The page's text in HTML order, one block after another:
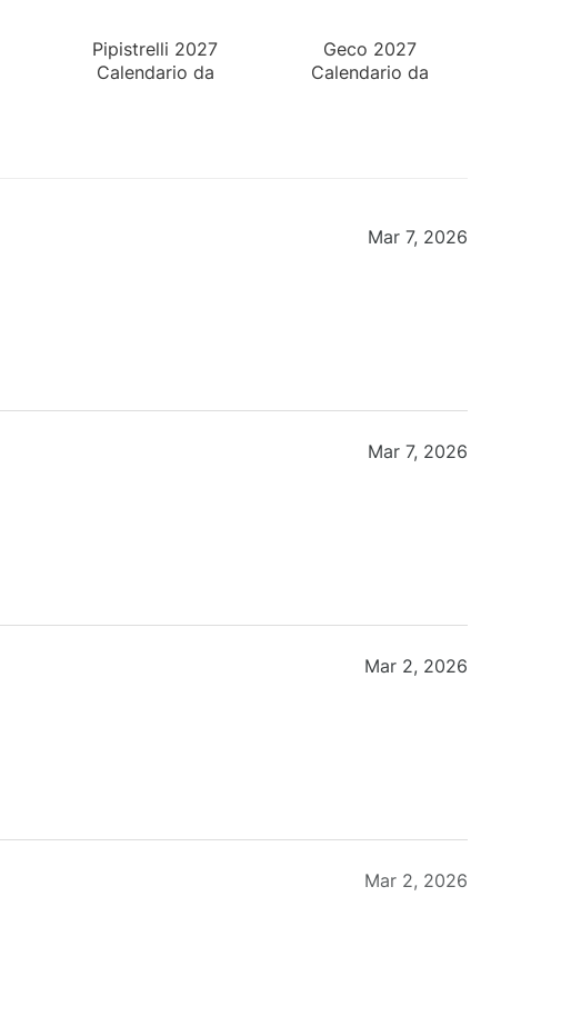
Pipistrelli 2027
Calendario da
Geco 2027
Calendario da
Mar 7, 2026
Mar 7, 2026
Mar 2, 2026
Mar 2, 2026